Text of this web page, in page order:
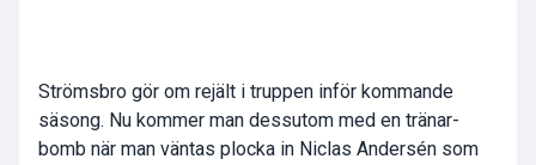
Strömsbro gör om rejält i truppen inför kommande
säsong. Nu kommer man dessutom med en tränar-
bomb när man väntas plocka in Niclas Andersén som